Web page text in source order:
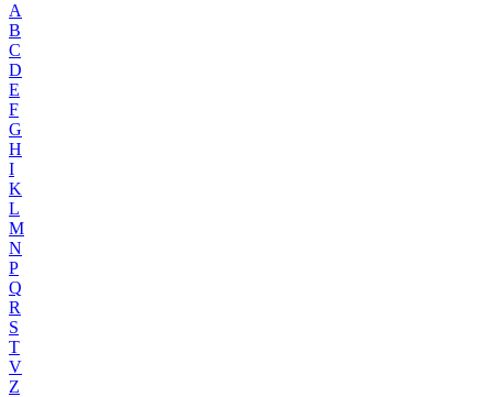
A
B
C
D
E
F
G
H
I
K
L
M
N
P
Q
R
S
T
V
Z